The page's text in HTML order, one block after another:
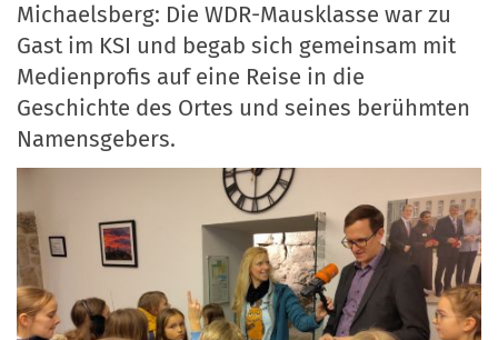
Michaelsberg: Die WDR-Mausklasse war zu
Gast im KSI und begab sich gemeinsam mit
Medienprofis auf eine Reise in die
Geschichte des Ortes und seines berühmten
Namensgebers.